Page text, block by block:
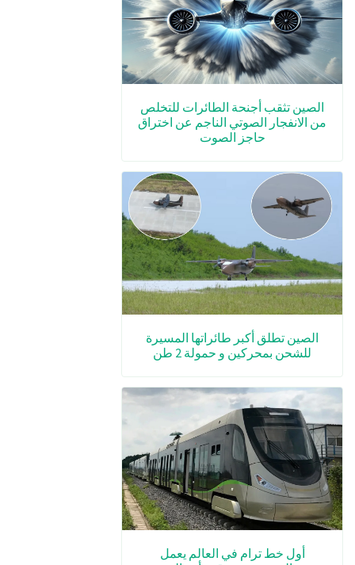
الصين تثقب أجنحة الطائرات للتخلص
من الانفجار الصوتي الناجم عن اختراق
حاجز الصوت
الصين تطلق أكبر طائراتها المسيرة
للشحن بمحركين و حمولة 2 طن
أول خط ترام في العالم يعمل